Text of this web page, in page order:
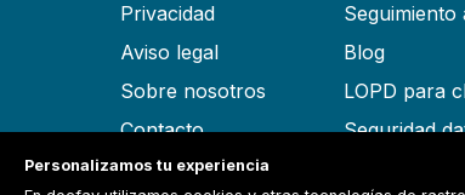
Privacidad
Aviso legal
Sobre nosotros
Contacto
Términos y condiciones
Seguimiento
Blog
LOPD para
Seguridad
Personalizamos tu experiencia